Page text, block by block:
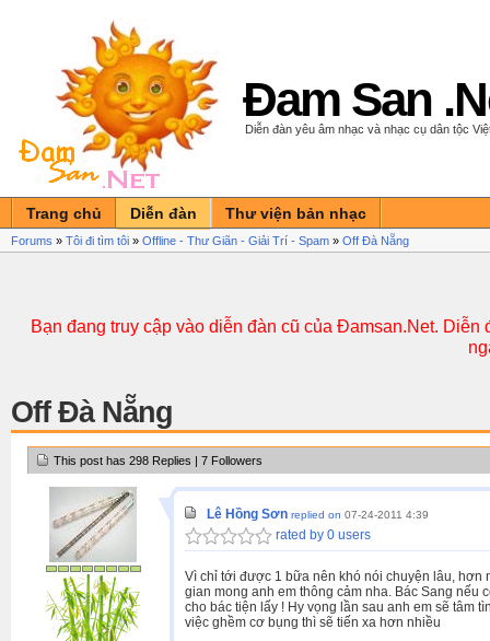
Đam San
Diễn đàn yêu âm nhạc và nhạc cụ dân tộc
Trang chủ Diễn đàn Thư viện bản nhạc
Forums » Tôi đi tìm tôi » Offline - Thư Giãn - Giải Trí - Spam » Off Đà Nẵng
Bạn đang truy cập vào diễn đàn cũ của Đamsan.Net.
Off Đà Nẵng
This post has 298 Replies | 7 Followers
Lê Hồng Sơn replied on 07-24-2011 4:39
rated by 0 users
Vì chỉ tới được 1 bữa nên khó nói chuyện lâu, hơn
gian mong anh em thông cảm nha. Bác Sang nếu
cho bác tiện lấy ! Hy vọng lần sau anh em sẽ tâm
việc ghềm cơ bụng thì sẽ tiến xa hơn nhiều